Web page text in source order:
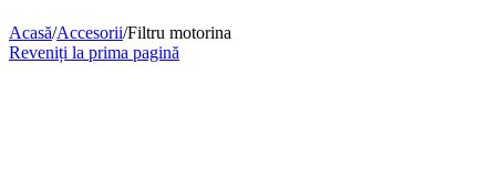
Acasă/Accesorii/Filtru motorina
Reveniți la prima pagină